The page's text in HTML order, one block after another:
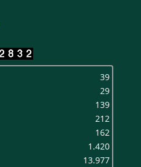
39
29
139
212
162
1.420
13.977